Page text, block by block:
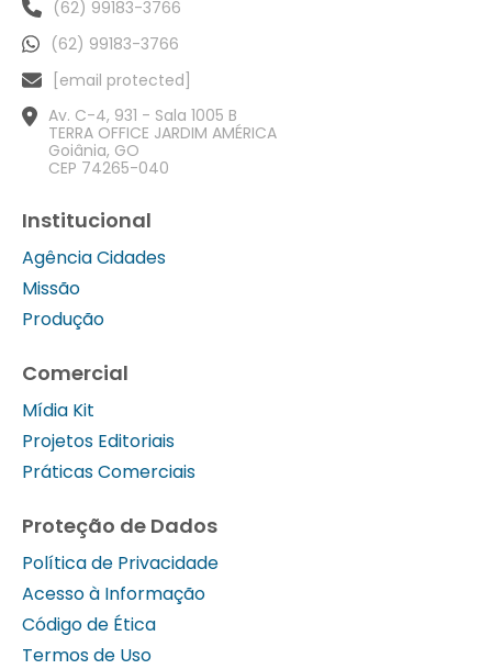
(62) 99183-3766
(62) 99183-3766
[email protected]
Av. C-4, 931 - Sala 1005 B
TERRA OFFICE JARDIM AMÉRICA
Goiânia, GO
CEP 74265-040
Institucional
Agência Cidades
Missão
Produção
Comercial
Mídia Kit
Projetos Editoriais
Práticas Comerciais
Proteção de Dados
Política de Privacidade
Acesso à Informação
Código de Ética
Termos de Uso